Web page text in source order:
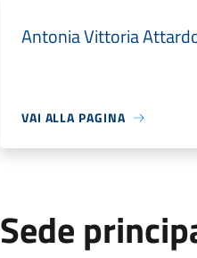
Antonia Vittoria
VAI ALLA PAGINA
Sede